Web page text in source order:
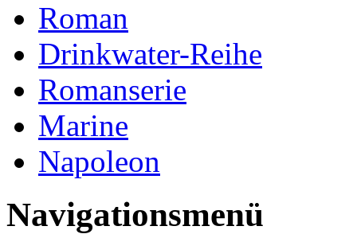
Roman
Drinkwater-Reihe
Romanserie
Marine
Napoleon
Navigationsmenü